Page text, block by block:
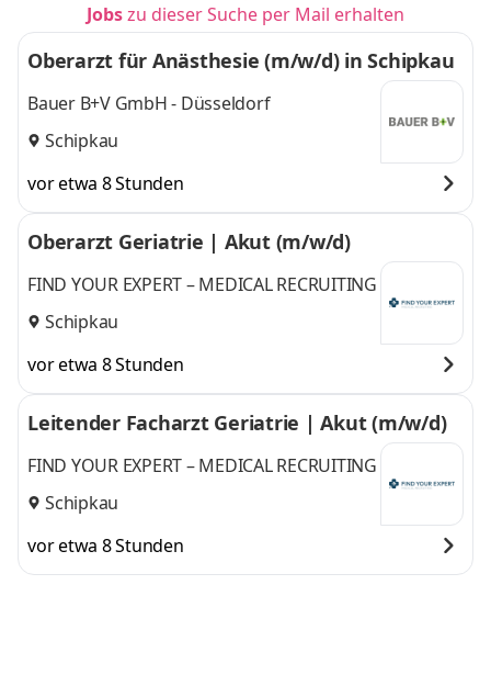
Jobszu dieser Suche per Mail erhalten
Oberarzt für Anästhesie (m/w/d) in Schipkau
Bauer B+V GmbH - Düsseldorf
Schipkau
vor etwa 8 Stunden
Oberarzt Geriatrie | Akut (m/w/d)
FIND YOUR EXPERT – MEDICAL RECRUITING
Schipkau
vor etwa 8 Stunden
Leitender Facharzt Geriatrie | Akut (m/w/d)
FIND YOUR EXPERT – MEDICAL RECRUITING
Schipkau
vor etwa 8 Stunden